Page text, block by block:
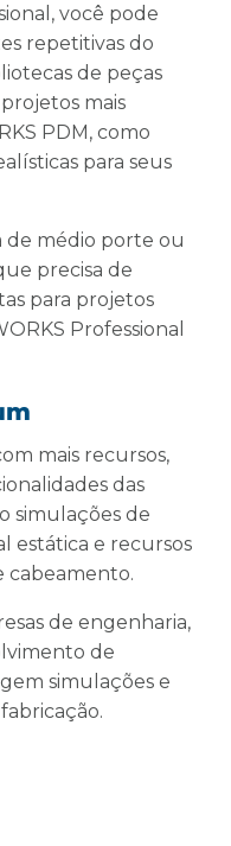
você pode
repetitivas do
de peças
mais
PDM, como
para seus
de médio porte ou
precisa de
para projetos
Professional
mais recursos,
das
simulações de
estática e recursos
cabeamento.
de engenharia,
de
simulações e